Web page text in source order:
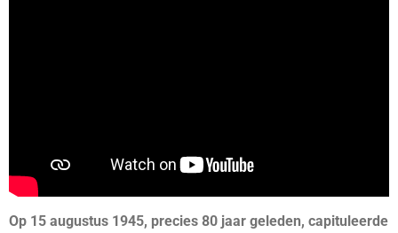
Op 15 augustus 1945, precies 80 jaar geleden, capituleerde